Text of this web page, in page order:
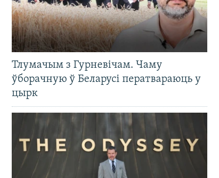
Тлумачым з Гурневічам. Чаму
ўборачную ў Беларусі ператвараюць у
цырк